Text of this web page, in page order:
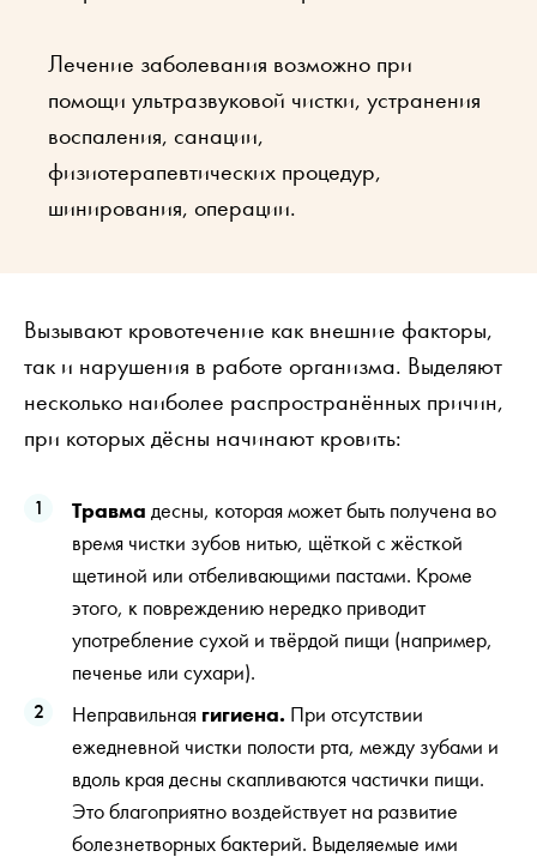
Лечение заболевания возможно при
помощи ультразвуковой чистки, устранения
воспаления, санации,
физиотерапевтических процедур,
шинирования, операции.
Вызывают кровотечение как внешние факторы,
так и нарушения в работе организма. Выделяют
несколько наиболее распространённых причин,
при которых дёсны начинают кровить:
Травма десны, которая может быть получена во
время чистки зубов нитью, щёткой с жёсткой
щетиной или отбеливающими пастами. Кроме
этого, к повреждению нередко приводит
употребление сухой и твёрдой пищи (например,
печенье или сухари).
Неправильная гигиена. При отсутствии
ежедневной чистки полости рта, между зубами и
вдоль края десны скапливаются частички пищи.
Это благоприятно воздействует на развитие
болезнетворных бактерий. Выделяемые ими